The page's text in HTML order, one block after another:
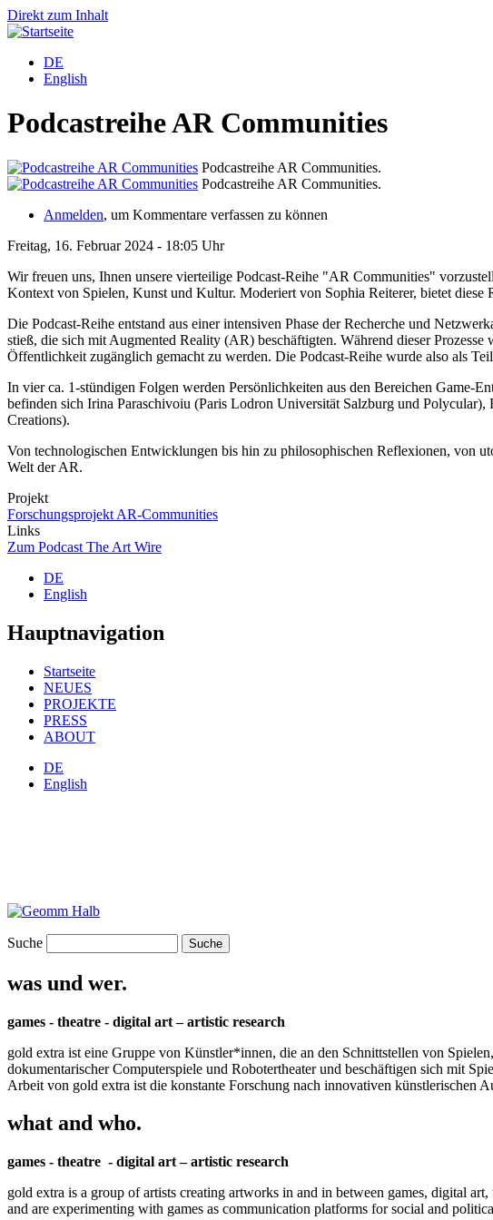
Direkt zum Inhalt
DE
English
Podcastreihe AR Communities
Podcastreihe AR Communities.
Podcastreihe AR Communities.
Anmelden, um Kommentare verfassen zu können
Freitag, 16. Februar 2024 - 18:05 Uhr
Wir freuen uns, Ihnen unsere vierteilige Podcast-Reihe "AR Communities"
Kontext von Spielen, Kunst und Kultur. Moderiert von Sophia Reiterer, bietet
Die Podcast-Reihe entstand aus einer intensiven Phase der Recherche und
stieß, die sich mit Augmented Reality (AR) beschäftigten. Während dieser
Öffentlichkeit zugänglich gemacht zu werden. Die Podcast-Reihe wurde also als
In vier ca. 1-stündigen Folgen werden Persönlichkeiten aus den Bereichen Game-
befinden sich Irina Paraschivoiu (Paris Lodron Universität Salzburg und
Creations).
Von technologischen Entwicklungen bis hin zu philosophischen Reflexionen, von
Welt der AR.
Projekt
Forschungsprojekt AR-Communities
Links
Zum Podcast The Art Wire
DE
English
Hauptnavigation
Startseite
NEUES
PROJEKTE
PRESS
ABOUT
DE
English
Suche
was und wer.
games - theatre - digital art – artistic research
gold extra ist eine Gruppe von Künstler*innen, die an den Schnittstellen von
dokumentarischer Computerspiele und Robotertheater und beschäftigen sich mit
Arbeit von gold extra ist die konstante Forschung nach innovativen künstlerischen
what and who.
games - theatre - digital art – artistic research
gold extra is a group of artists creating artworks in and in between games, digital
and are experimenting with games as communication platforms for social and